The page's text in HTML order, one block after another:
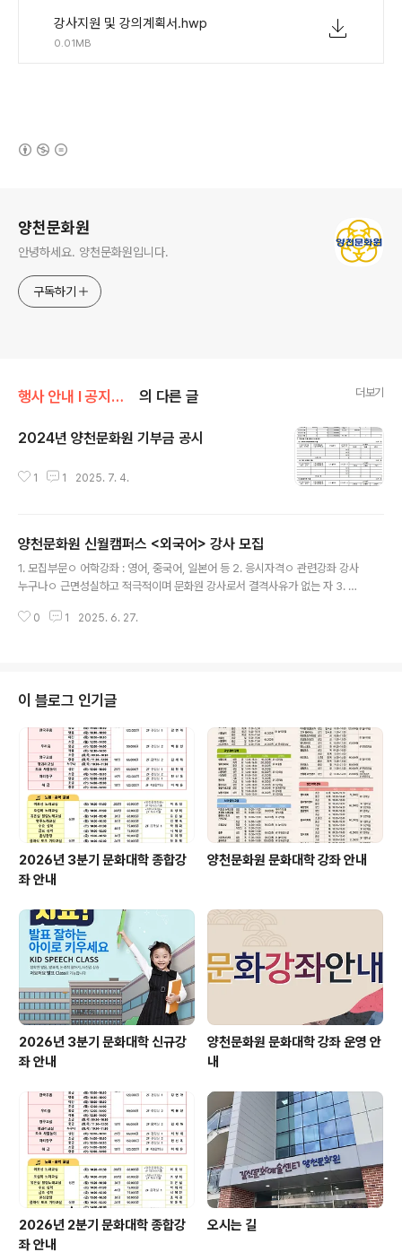
강사지원 및 강의계획서.hwp
0.01MB
양천문화원
안녕하세요. 양천문화원입니다.
구독하기
행사 안내 Ι 공지사항/공지사항 의 다른 글 더보기
2024년 양천문화원 기부금 공시
1 1 2025. 7. 4.
양천문화원 신월캠퍼스 <외국어> 강사 모집
1. 모집부문ㅇ 어학강좌 : 영어, 중국어, 일본어 등 2. 응시자격ㅇ 관련강좌 강사
누구나ㅇ 근면성실하고 적극적이며 문화원 강사로서 결격사유가 없는 자 3. 강
신월캠퍼스(양천구 곰달래로 36) 4. 원서접수 및 심사 방법ㅇ 접수방법 : 접수
류ㅇ 강사지원서. 1부 (성명/연락처/사진 반드시 명기할 것)ㅇ 강의계획서. 1부
ㅇ 관련강좌 보유자격증 및 경력증명서 등. ..
0 1 2025. 6. 27.
이 블로그 인기글
2026년 3분기 문화대학 종합강
좌 안내
양천문화원 문화대학 강좌 안내
2026년 3분기 문화대학 신규강
좌 안내
양천문화원 문화대학 강좌 운영 안
내
2026년 2분기 문화대학 종합강
좌 안내
오시는 길